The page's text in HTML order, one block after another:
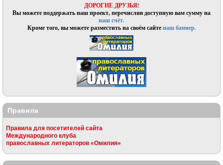
ДОРОГИЕ ДРУЗЬЯ!
Вы можете поддержать наш проект, перечислив доступную вам сумму на
наш счёт.
Кроме того, вы можете разместить на своём сайтенаш баннер.
Правила
Правила для посетителей сайта
Международного клуба
православных литераторов «Омилия»